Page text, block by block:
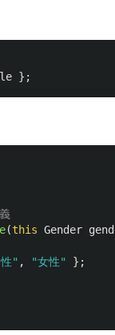
};
(this Gender
" , "女性"
};